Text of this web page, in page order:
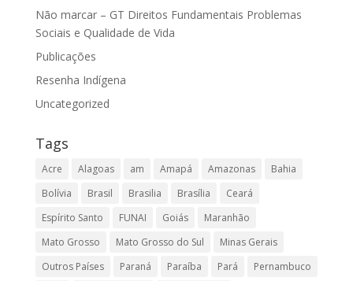
Não marcar – GT Direitos Fundamentais Problemas
Sociais e Qualidade de Vida
Publicações
Resenha Indígena
Uncategorized
Tags
Acre Alagoas am Amapá Amazonas
Bahia
Bolívia
Brasil Brasilia Brasília
Ceará
Espírito Santo
FUNAI Goiás
Maranhão
Mato Grosso
Mato Grosso do Sul
Minas Gerais
Outros Países
Paraná Paraíba Pará
Pernambuco